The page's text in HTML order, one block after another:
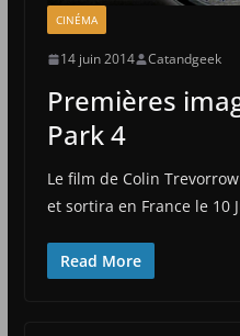
CINÉMA
14 juin 2014 Catandgeek
Premières
Park 4
Le film de Colin
et sortira en France le 10
Read More